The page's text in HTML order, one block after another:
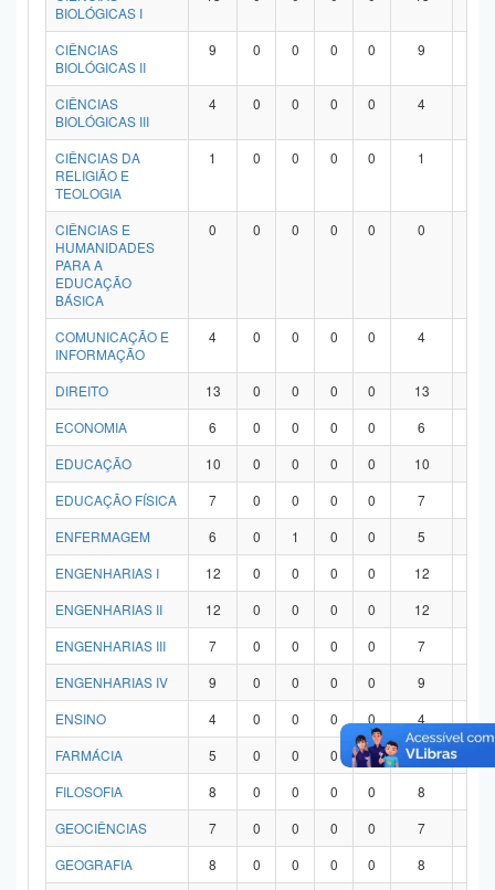
BIOLÓGICAS I
CIÊNCIAS
BIOLÓGICAS II
9 0 0 0 0 9
CIÊNCIAS
BIOLÓGICAS III
4 0 0 0 0 4
CIÊNCIAS DA
RELIGIÃO E
TEOLOGIA
1 0 0 0 0 1
CIÊNCIAS E
HUMANIDADES
PARA A
EDUCAÇÃO
BÁSICA
0 0 0 0 0 0
COMUNICAÇÃO E
INFORMAÇÃO
4 0 0 0 0 4
DIREITO 13 0 0 0 0 13
ECONOMIA
6 0 0 0 0 6
EDUCAÇÃO
10 0 0 0 0 10
EDUCAÇÃO FÍSICA
7 0 0 0 0 7
ENFERMAGEM
6 0 1 0 0 5
ENGENHARIAS I
12 0 0 0 0 12
ENGENHARIAS II
12 0 0 0 0 12
ENGENHARIAS III
7 0 0 0 0 7
ENGENHARIAS IV
9 0 0 0 0 9
ENSINO
4 0 0 0 0 4
FARMÁCIA
5 0 0 0 0 5
FILOSOFIA
8 0 0 0 0 8
GEOCIÊNCIAS
7 0 0 0 0 7
GEOGRAFIA
8 0 0 0 0 8